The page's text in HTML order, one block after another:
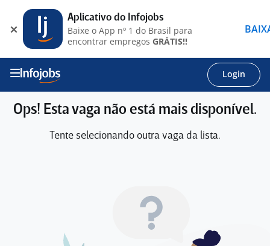
Login
Ops! Esta vaga não está mais disponível.
Tente selecionando outra vaga da lista.
Aplicativo do Infojobs
Baixe o App nº 1 do Brasil para
encontrar empregos GRÁTIS!!